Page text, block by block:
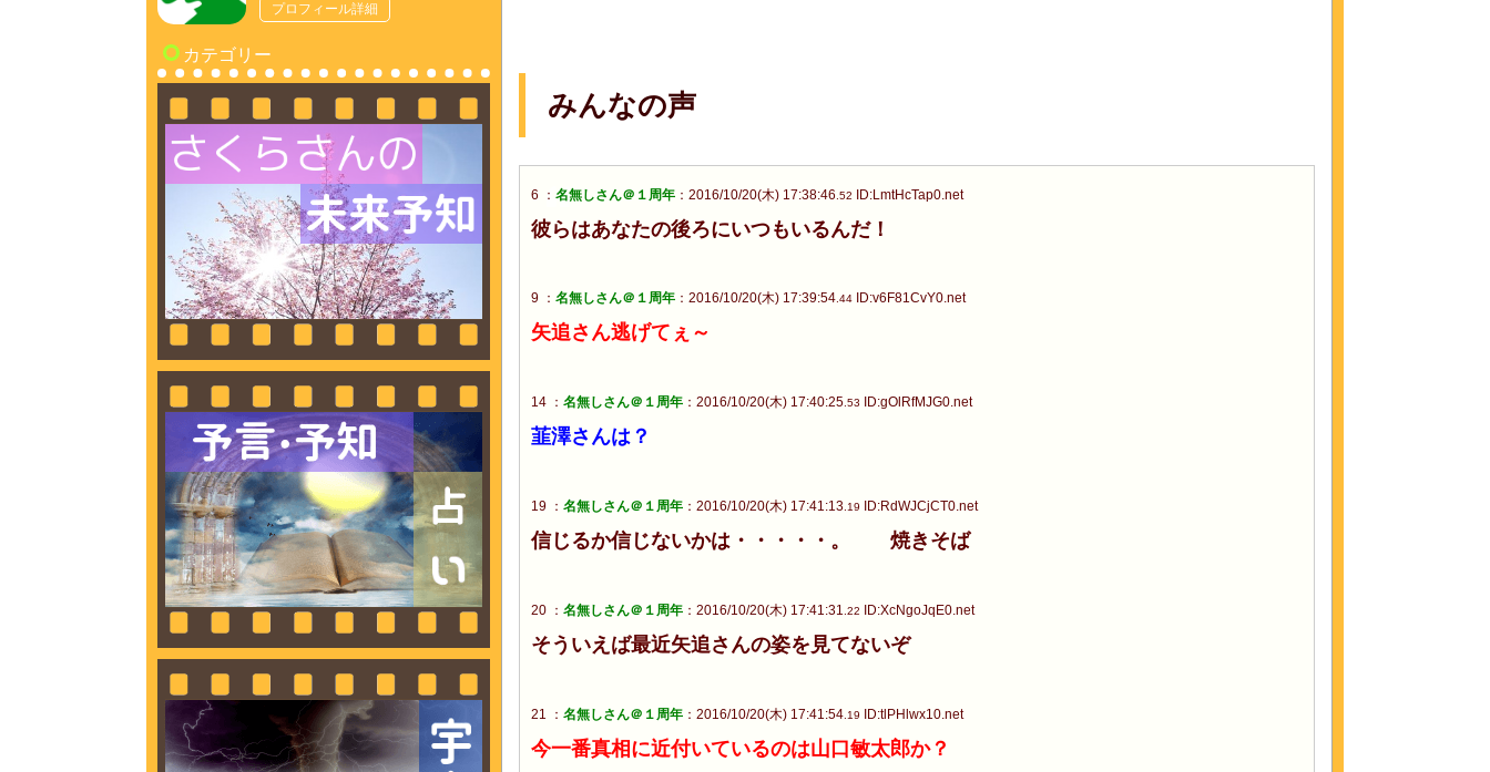
みんなの声
6 ： 名無しさん＠１周年 ：2016/10/20(木) 17:38:46 .52 ID:LmtHcTap0.net
彼らはあなたの後ろにいつもいるんだ！
9 ： 名無しさん＠１周年 ：2016/10/20(木) 17:39:54 .44 ID:v6F81CvY0.net
矢追さん逃げてぇ～
14 ： 名無しさん＠１周年 ：2016/10/20(木) 17:40:25 .53 ID:gOlRfMJG0.net
韮澤さんは？
19 ： 名無しさん＠１周年 ：2016/10/20(木) 17:41:13 .19 ID:RdWJCjCT0.net
信じるか信じないかは・・・・・。 焼きそば
20 ： 名無しさん＠１周年 ：2016/10/20(木) 17:41:31 .22 ID:XcNgoJqE0.net
そういえば最近矢追さんの姿を見てないぞ
21 ： 名無しさん＠１周年 ：2016/10/20(木) 17:41:54 .19 ID:tlPHlwx10.net
今一番真相に近付いているのは山口敏太郎か？
プロフィール詳細
カテゴリー